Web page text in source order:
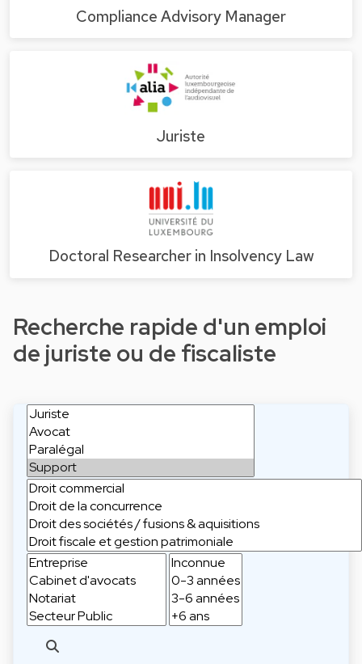
Compliance Advisory Manager
Juriste
Doctoral Researcher in Insolvency Law
Recherche rapide d'un emploi
de juriste ou de fiscaliste